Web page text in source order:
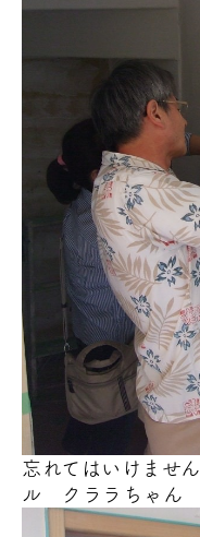
忘れてはいけません
ル クララちゃん